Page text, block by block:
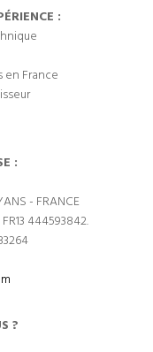
:
France
:
- FRANCE
444593842.
?